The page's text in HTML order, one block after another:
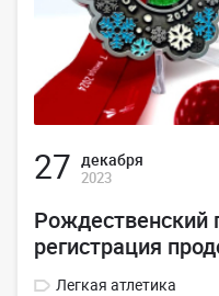
27 декабря
2023
Рождественский
регистрация
Легкая атлетика